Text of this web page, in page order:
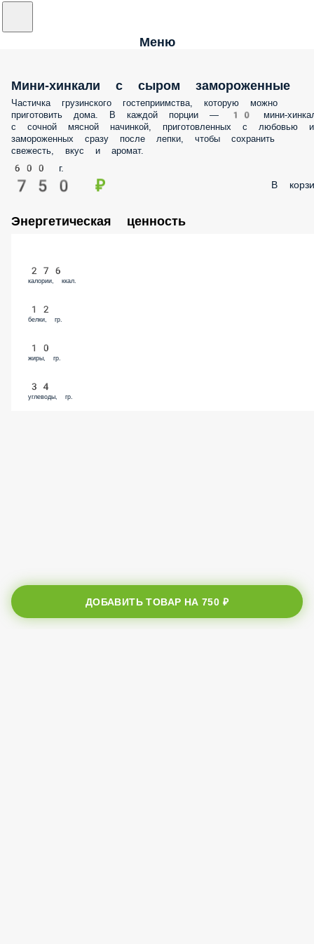
Меню
Мини-хинкали с сыром замороженные
Частичка грузинского гостеприимства, которую можно
приготовить дома. В каждой порции — 10 мини-
с сочной мясной начинкой, приготовленных с любовью и
замороженных сразу после лепки, чтобы сохранить
свежесть, вкус и аромат.
600 г.
750 ₽ В
Энергетическая ценность
276
калории, ккал.
12
белки, гр.
10
жиры, гр.
34
углеводы, гр.
ДОБАВИТЬ ТОВАР НА750 ₽